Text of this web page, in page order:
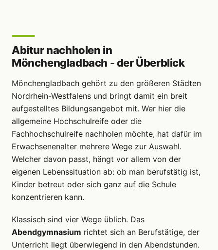
Abitur nachholen in
Mönchengladbach - der Überblick
Mönchengladbach gehört zu den größeren Städten
Nordrhein-Westfalens und bringt damit ein breit
aufgestelltes Bildungsangebot mit. Wer hier die
allgemeine Hochschulreife oder die
Fachhochschulreife nachholen möchte, hat dafür im
Erwachsenenalter mehrere Wege zur Auswahl.
Welcher davon passt, hängt vor allem von der
eigenen Lebenssituation ab: ob man berufstätig ist,
Kinder betreut oder sich ganz auf die Schule
konzentrieren kann.
Klassisch sind vier Wege üblich. Das
Abendgymnasium richtet sich an Berufstätige, der
Unterricht liegt überwiegend in den Abendstunden.